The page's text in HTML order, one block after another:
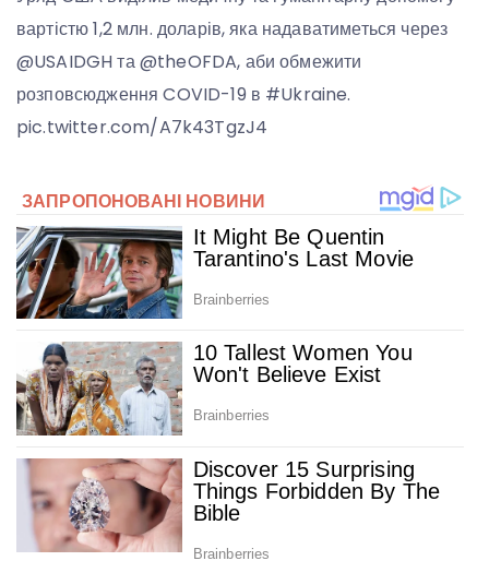
вартістю 1,2 млн. доларів, яка надаватиметься через
@USAIDGH та @theOFDA, аби обмежити
розповсюдження COVID-19 в #Ukraine.
pic.twitter.com/A7k43TgzJ4